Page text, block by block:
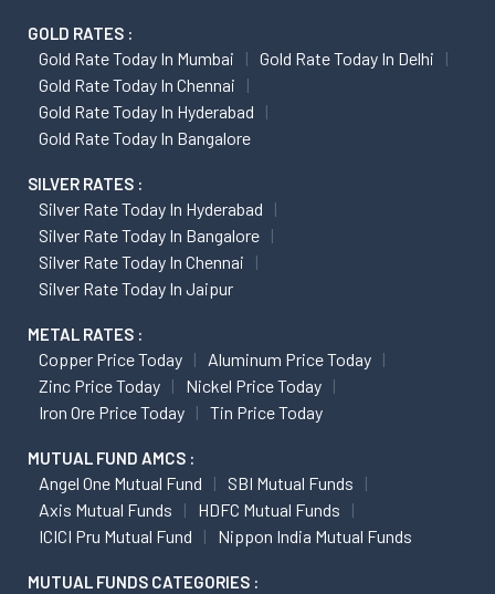
GOLD RATES :
Gold Rate Today In Mumbai
Gold Rate Today In Delhi
Gold Rate Today In Chennai
Gold Rate Today In Hyderabad
Gold Rate Today In Bangalore
SILVER RATES :
Silver Rate Today In Hyderabad
Silver Rate Today In Bangalore
Silver Rate Today In Chennai
Silver Rate Today In Jaipur
METAL RATES :
Copper Price Today
Aluminum Price Today
Zinc Price Today
Nickel Price Today
Iron Ore Price Today
Tin Price Today
MUTUAL FUND AMCS :
Angel One Mutual Fund
SBI Mutual Funds
Axis Mutual Funds
HDFC Mutual Funds
ICICI Pru Mutual Fund
Nippon India Mutual Funds
MUTUAL FUNDS CATEGORIES :